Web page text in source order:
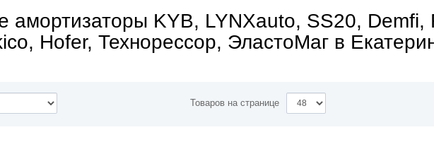
амортизаторы KYB, LYNXauto, SS20, Demfi,
Hofer, Технорессор, ЭластоМаг в
Товаров на странице